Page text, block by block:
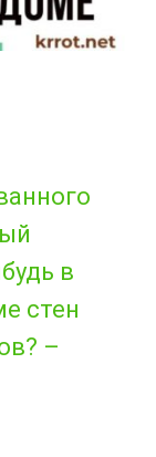
в
стен
–